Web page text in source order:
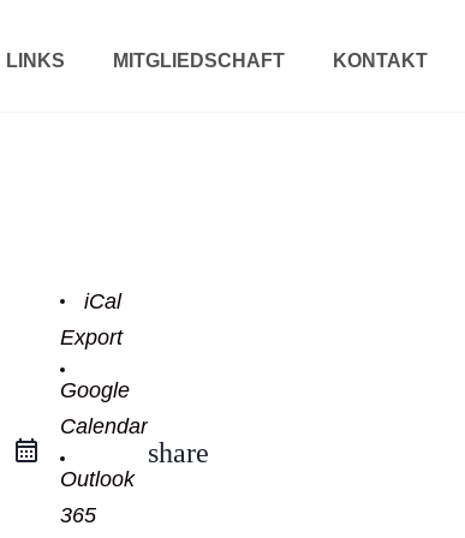
LINKS MITGLIEDSCHAFT KONTAKT
iCal
Export
Google
Calendar
Outlook
365
share